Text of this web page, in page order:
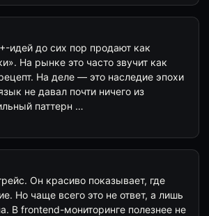
идей до сих пор продают как
На рынке это часто звучит как
На деле — это наследие эпохи
не давал почти ничего из
паттерн …
Он красиво показывает, где
Но чаще всего это не ответ, а лишь
В frontend-мониторинге полезнее не